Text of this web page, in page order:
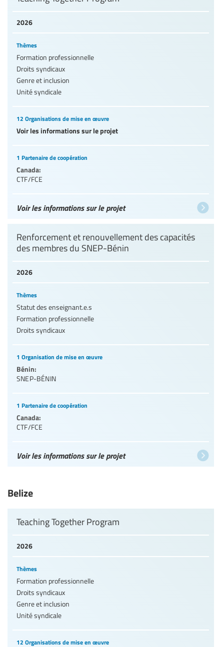
2026
Thèmes
Formation professionnelle
Droits syndicaux
Genre et inclusion
Unité syndicale
12 Organisations de mise en œuvre
Voir les informations sur le projet
1 Partenaire de coopération
Canada:
CTF/FCE
Voir les informations sur le projet
2026
Renforcement et renouvellement des capacités
des membres du SNEP-Bénin
Thèmes
Statut des enseignant.e.s
Formation professionnelle
Droits syndicaux
1 Organisation de mise en œuvre
Bénin:
SNEP-BÉNIN
1 Partenaire de coopération
Canada:
CTF/FCE
Voir les informations sur le projet
Belize
2026
Teaching Together Program
Thèmes
Formation professionnelle
Droits syndicaux
Genre et inclusion
Unité syndicale
12 Organisations de mise en œuvre